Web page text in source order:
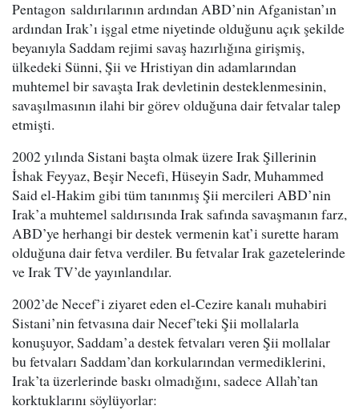
Pentagon saldırılarının ardından ABD’nin Afganistan’ın
ardından Irak’ı işgal etme niyetinde olduğunu açık şekilde
beyanıyla Saddam rejimi savaş hazırlığına girişmiş,
ülkedeki Sünni, Şii ve Hristiyan din adamlarından
muhtemel bir savaşta Irak devletinin desteklenmesinin,
savaşılmasının ilahi bir görev olduğuna dair fetvalar talep
etmişti.
2002 yılında Sistani başta olmak üzere Irak Şillerinin
İshak Feyyaz, Beşir Necefi, Hüseyin Sadr, Muhammed
Said el-Hakim gibi tüm tanınmış Şii mercileri ABD’nin
Irak’a muhtemel saldırısında Irak safında savaşmanın farz,
ABD’ye herhangi bir destek vermenin kat’i surette haram
olduğuna dair fetva verdiler. Bu fetvalar Irak gazetelerinde
ve Irak TV’de yayınlandılar.
2002’de Necef’i ziyaret eden el-Cezire kanalı muhabiri
Sistani’nin fetvasına dair Necef’teki Şii mollalarla
konuşuyor, Saddam’a destek fetvaları veren Şii mollalar
bu fetvaları Saddam’dan korkularından vermediklerini,
Irak’ta üzerlerinde baskı olmadığını, sadece Allah’tan
korktuklarını söylüyorlar: